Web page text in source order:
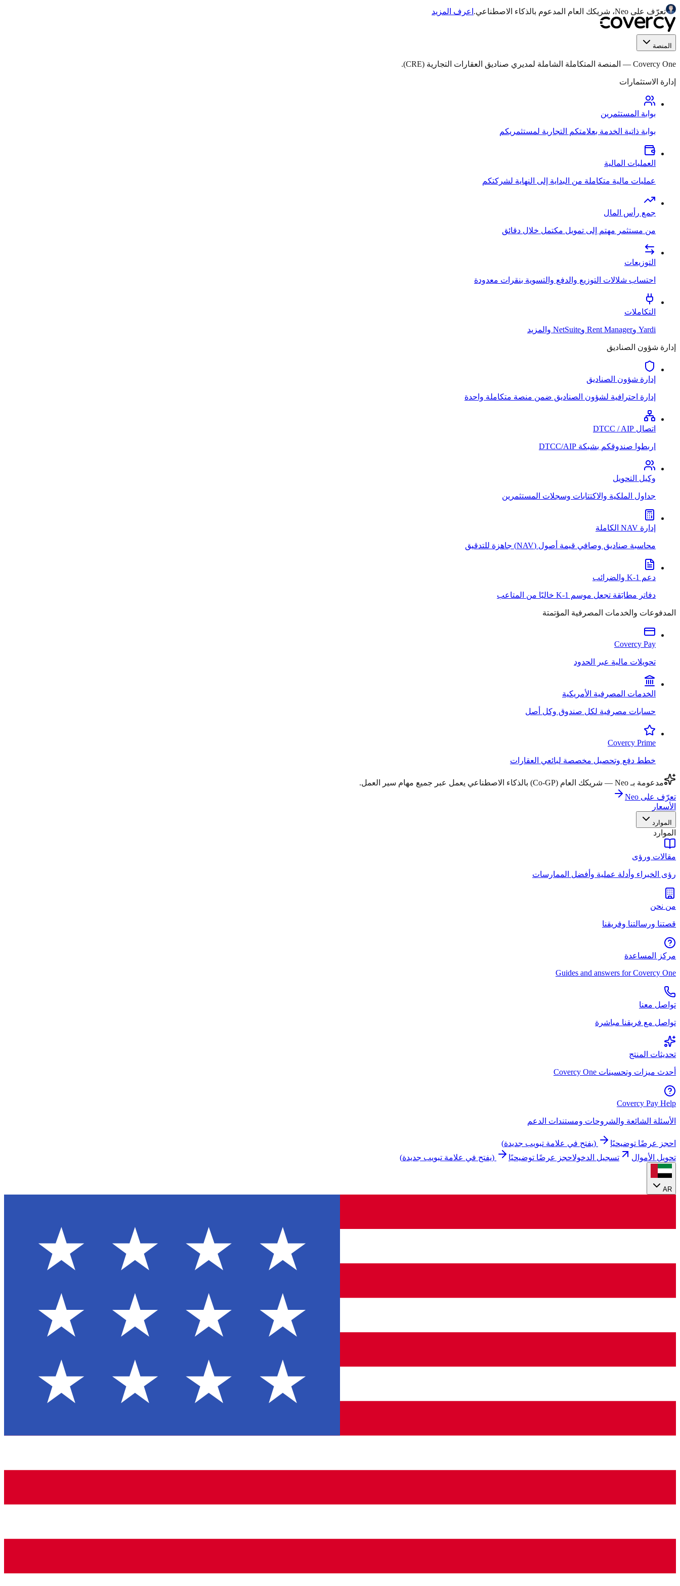
تعرّف على Neo، شريكك العام المدعوم بالذكاء الاصطناعي. اعرف المزيد
المنصة
Covercy One
— المنصة المتكاملة الشاملة لمديري صناديق العقارات التجارية (CRE).
إدارة الاستثمارات
بوابة المستثمرين
بوابة ذاتية الخدمة بعلامتكم التجارية لمستثمريكم
العمليات المالية
عمليات مالية متكاملة من البداية إلى النهاية لشركتكم
جمع رأس المال
من مستثمر مهتم إلى تمويل مكتمل خلال دقائق
التوزيعات
احتساب شلالات التوزيع والدفع والتسوية بنقرات معدودة
التكاملات
Yardi وRent Manager وNetSuite والمزيد
إدارة شؤون الصناديق
إدارة شؤون الصناديق
إدارة احترافية لشؤون الصناديق ضمن منصة متكاملة واحدة
اتصال DTCC / AIP
اربطوا صندوقكم بشبكة DTCC/AIP
وكيل التحويل
جداول الملكية والاكتتابات وسجلات المستثمرين
إدارة NAV الكاملة
محاسبة صناديق وصافي قيمة أصول (NAV) جاهزة للتدقيق
دعم K-1 والضرائب
دفاتر مطابَقة تجعل موسم K-1 خاليًا من المتاعب
المدفوعات والخدمات المصرفية المؤتمتة
Covercy Pay
تحويلات مالية عبر الحدود
الخدمات المصرفية الأمريكية
حسابات مصرفية لكل صندوق وكل أصل
Covercy Prime
خطط دفع وتحصيل مخصصة لبائعي العقارات
مدعومة بـ Neo — شريكك العام (Co-GP) بالذكاء الاصطناعي يعمل عبر جميع مهام سير العمل.
تعرّف على Neo
الأسعار
الموارد
الموارد
مقالات ورؤى
رؤى الخبراء وأدلة عملية وأفضل الممارسات
من نحن
قصتنا ورسالتنا وفريقنا
مركز المساعدة
Guides and answers for Covercy One
تواصل معنا
تواصل مع فريقنا مباشرة
تحديثات المنتج
أحدث ميزات وتحسينات Covercy One
Covercy Pay Help
الأسئلة الشائعة والشروحات ومستندات الدعم
احجز عرضًا توضيحيًا (يفتح في علامة تبويب جديدة)
تحويل الأموال
تسجيل الدخولاحجز عرضًا توضيحيًا (يفتح في علامة تبويب جديدة)
AR